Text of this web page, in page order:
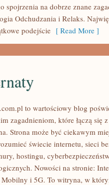
spojrzenia na dobrze znane
Odchudzania i Relaks.
podejście [ Read More ]
to wartościowy blog
zagadnieniom, które łączą się
Strona może być ciekawym
świecie internetu, sieci
hostingu,
Nowości na stronie:
i 5G. To witryna, w